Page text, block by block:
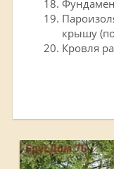
крышу
Кровля